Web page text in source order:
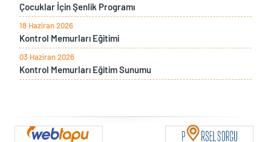
Çocuklar İçin Şenlik Programı
18 Haziran 2026
Kontrol Memurları Eğitimi
03 Haziran 2026
Kontrol Memurları Eğitim Sunumu